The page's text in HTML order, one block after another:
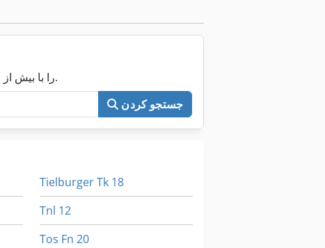
اکنون کل Machineseeker را با بیش از ۲۰۰٬۰۰۰ ماشین مستعمل جستجو کنید.
جستجو کردن
Tielburger Tk 18
Tnl 12
Tos Fn 20